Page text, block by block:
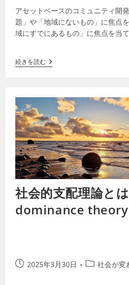
アセットベースのコミュニティ開
題」や「地域にないもの」に焦点
域にすでにあるもの」に焦点を当
続きを読む
社会的支配理論と
dominance theory
2025年3月30日 社会が変